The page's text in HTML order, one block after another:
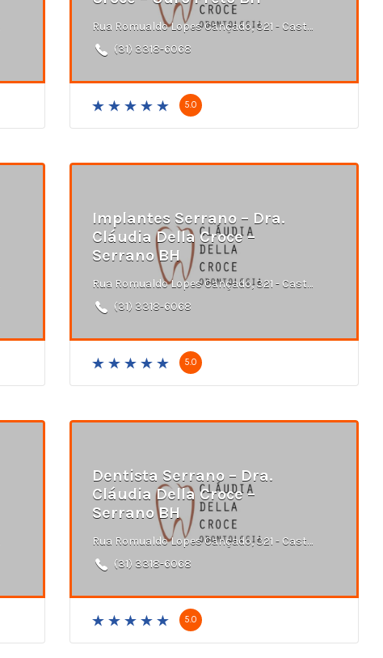
Rua Romualdo Lopes Cançado, 321 - Castelo, Belo Horizonte - MG
(31) 3318-6068
5.0
Implantes Serrano – Dra.
Cláudia Della Croce –
Serrano BH
Rua Romualdo Lopes Cançado, 321 - Castelo, Belo Horizonte - MG
(31) 3318-6068
5.0
Dentista Serrano – Dra.
Cláudia Della Croce –
Serrano BH
Rua Romualdo Lopes Cançado, 321 - Castelo, Belo Horizonte - MG
(31) 3318-6068
5.0